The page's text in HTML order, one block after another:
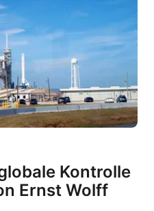
Kontrolle
Ernst Wolff